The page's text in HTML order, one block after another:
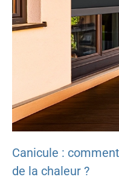
Canicule :
de la chaleur ?